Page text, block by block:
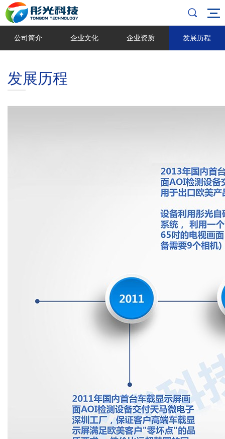
公司简介 企业文化 企业资质 发展历程
发展历程